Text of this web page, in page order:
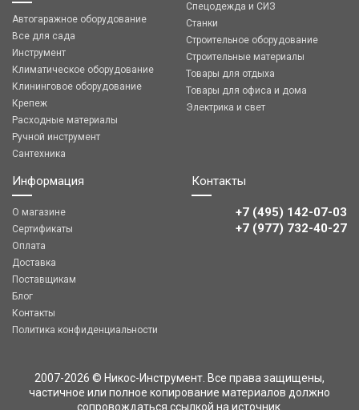
Автогаражное оборудование
Все для сада
Инструмент
Климатическое оборудование
Клининговое оборудование
Крепеж
Расходные материалы
Ручной инструмент
Сантехника
Спецодежда и СИЗ
Станки
Строительное оборудование
Строительные материалы
Товары для отдыха
Товары для офиса и дома
Электрика и свет
Информация
О магазине
Сертификаты
Оплата
Доставка
Поставщикам
Блог
Контакты
Политика конфиденциальности
Контакты
+7 (495) 142-07-03
‎‎+7 (977) 732-40-27
2007-2026 © Никос-Инструмент. Все права защищены,
частичное или полное копирование материалов должно
сопровождаться ссылкой на источник.